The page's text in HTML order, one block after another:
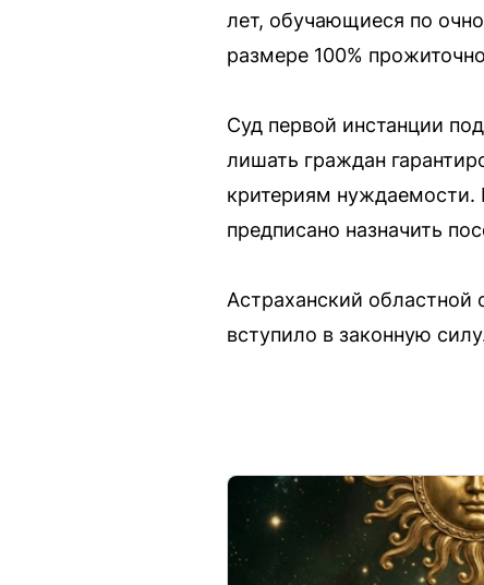
лет, обучающиеся по
размере 100%
Суд первой инстанции
лишать граждан
критериям нуждаемости.
предписано назначить
Астраханский областной
вступило в законную